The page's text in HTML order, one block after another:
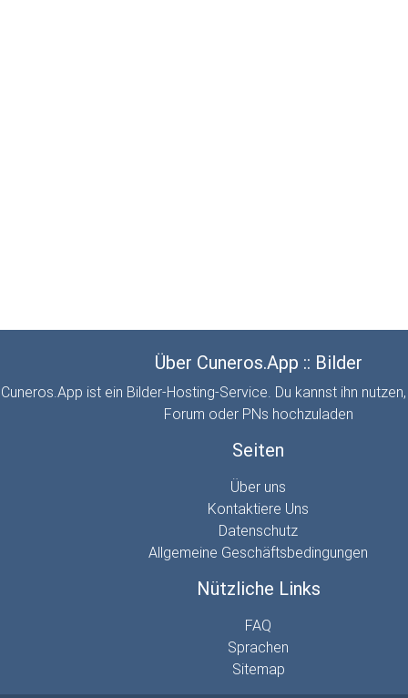
Über Cuneros.App :: Bilder
Cuneros.App ist ein Bilder-Hosting-Service. Du kannst ihn
Forum oder PNs hochzuladen
Seiten
Über uns
Kontaktiere Uns
Datenschutz
Allgemeine Geschäftsbedingungen
Nützliche Links
FAQ
Sprachen
Sitemap